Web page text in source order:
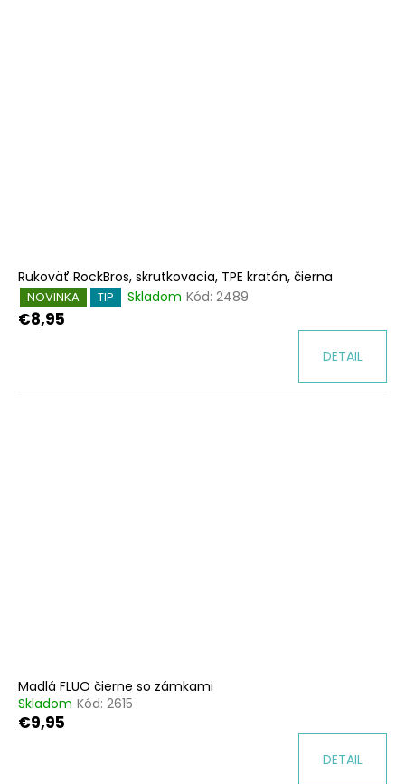
Rukoväť RockBros, skrutkovacia, TPE kratón, čierna
NOVINKA TIP Skladom Kód: 2489
€8,95
DETAIL
Madlá FLUO čierne so zámkami
Skladom Kód: 2615
€9,95
DETAIL